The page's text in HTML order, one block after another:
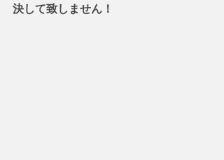
決して致しません！